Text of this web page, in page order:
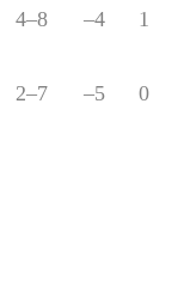
4–8 –4 1
2–7 –5 0